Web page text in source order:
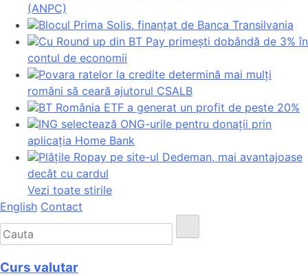
(ANPC)
Blocul Prima Solis, finanțat de Banca Transilvania
Cu Round up din BT Pay primești dobândă de 3% în
contul de economii
Povara ratelor la credite determină mai mulți
români să ceară ajutorul CSALB
BT România ETF a generat un profit de peste 20%
ING selectează ONG-urile pentru donații prin
aplicația Home Bank
Plățile Ropay pe site-ul Dedeman, mai avantajoase
decât cu cardul
Vezi toate stirile
English Contact
Curs valutar